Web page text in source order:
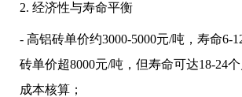
2. 经济性与寿命平衡
- 高铝砖单价约3000-5000元/吨，寿命6-
砖单价超8000元/吨，但寿命可达18-24
成本核算；